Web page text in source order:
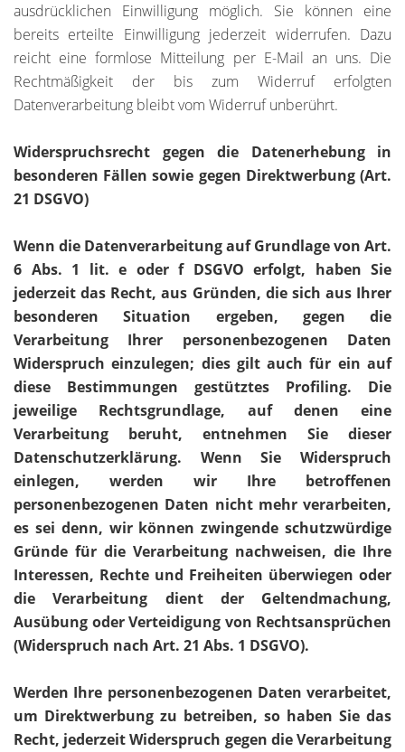
ausdrücklichen Einwilligung möglich. Sie können eine
bereits erteilte Einwilligung jederzeit widerrufen. Dazu
reicht eine formlose Mitteilung per E-Mail an uns. Die
Rechtmäßigkeit der bis zum Widerruf erfolgten
Datenverarbeitung bleibt vom Widerruf unberührt.
Widerspruchsrecht gegen die Datenerhebung in
besonderen Fällen sowie gegen Direktwerbung (Art.
21 DSGVO)
Wenn die Datenverarbeitung auf Grundlage von Art.
6 Abs. 1 lit. e oder f DSGVO erfolgt, haben Sie
jederzeit das Recht, aus Gründen, die sich aus Ihrer
besonderen Situation ergeben, gegen die
Verarbeitung Ihrer personenbezogenen Daten
Widerspruch einzulegen; dies gilt auch für ein auf
diese Bestimmungen gestütztes Profiling. Die
jeweilige Rechtsgrundlage, auf denen eine
Verarbeitung beruht, entnehmen Sie dieser
Datenschutzerklärung. Wenn Sie Widerspruch
einlegen, werden wir Ihre betroffenen
personenbezogenen Daten nicht mehr verarbeiten,
es sei denn, wir können zwingende schutzwürdige
Gründe für die Verarbeitung nachweisen, die Ihre
Interessen, Rechte und Freiheiten überwiegen oder
die Verarbeitung dient der Geltendmachung,
Ausübung oder Verteidigung von Rechtsansprüchen
(Widerspruch nach Art. 21 Abs. 1 DSGVO).
Werden Ihre personenbezogenen Daten verarbeitet,
um Direktwerbung zu betreiben, so haben Sie das
Recht, jederzeit Widerspruch gegen die Verarbeitung